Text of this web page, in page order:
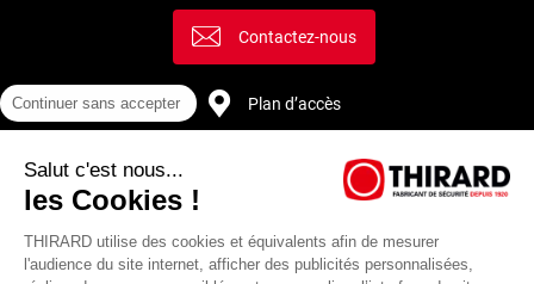
Contactez-nous
Plan d’accès
Continuer sans accepter
Salut c'est nous...
les Cookies !
THIRARD utilise des cookies et équivalents afin de mesurer
l'audience du site internet, afficher des publicités personnalisées,